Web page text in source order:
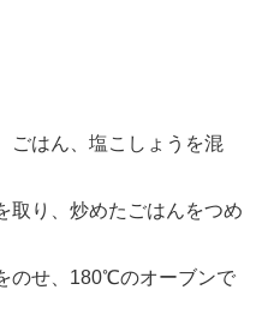
はん、塩こしょうを混
り、炒めたごはんをつめ
のせ、180℃のオーブンで